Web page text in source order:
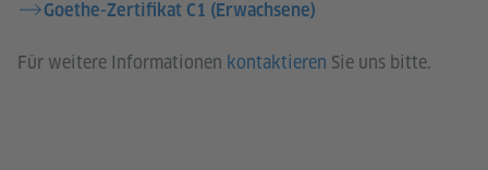
Goethe-Zertifikat C1 (Erwachsene)
Für weitere Informationen kontaktieren Sie uns bitte.